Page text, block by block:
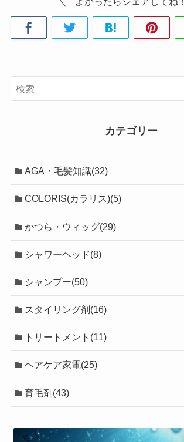
カテゴリー
AGA・毛髪知識(32)
COLORIS(カラリス)(5)
かつら・ウィッグ(29)
シャワーヘッド(8)
シャンプー(50)
スタイリング剤(16)
トリートメント(11)
ヘアケア家電(25)
育毛剤(43)